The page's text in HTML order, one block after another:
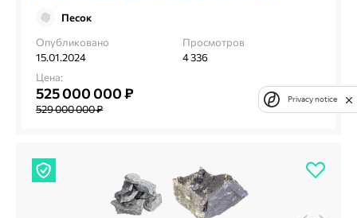
Песок
Опубликовано
15.01.2024
Просмотров
4 336
Цена:
525 000 000 ₽
529 000 000 ₽
Privacy notice